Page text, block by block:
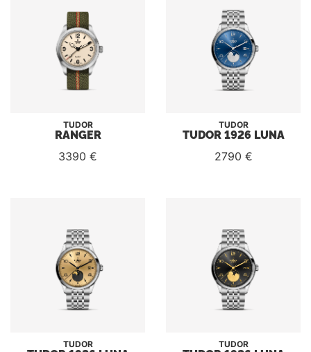
TUDOR
RANGER
3390 €
TUDOR
TUDOR 1926 LUNA
2790 €
TUDOR TUDOR